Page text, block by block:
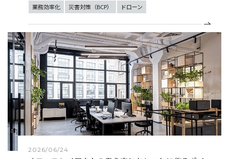
業務効率化 災害対策（BCP） ドローン
2026/06/24